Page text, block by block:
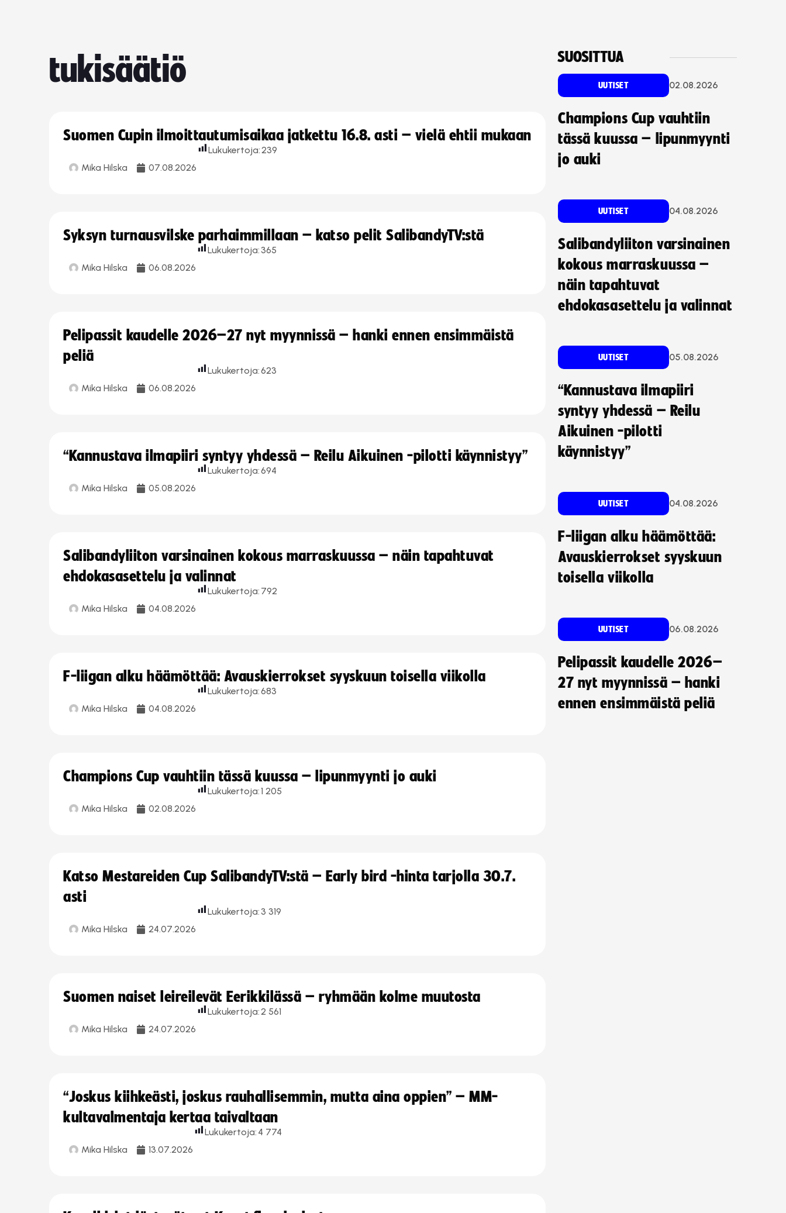
tukisäätiö
Suomen Cupin ilmoittautumisaikaa jatkettu 16.8. asti – vielä ehtii mukaan
Mika Hilska 07.08.2026
Lukukertoja:239
Syksyn turnausvilske parhaimmillaan – katso pelit SalibandyTV:stä
Mika Hilska 06.08.2026
Lukukertoja: 365
Pelipassit kaudelle 2026–27 nyt myynnissä – hanki ennen ensimmäistä
peliä
Mika Hilska 06.08.2026
Lukukertoja:623
“Kannustava ilmapiiri syntyy yhdessä – Reilu Aikuinen -pilotti käynnistyy”
Mika Hilska 05.08.2026
Lukukertoja:694
Salibandyliiton varsinainen kokous marraskuussa – näin tapahtuvat
ehdokasasettelu ja valinnat
Mika Hilska 04.08.2026
Lukukertoja: 792
F-liigan alku häämöttää: Avauskierrokset syyskuun toisella viikolla
Mika Hilska 04.08.2026
Lukukertoja:683
Champions Cup vauhtiin tässä kuussa – lipunmyynti jo auki
Mika Hilska 02.08.2026
Lukukertoja:1 205
Katso Mestareiden Cup SalibandyTV:stä – Early bird -hinta tarjolla 30.7.
asti
Mika Hilska 24.07.2026
Lukukertoja: 3 319
Suomen naiset leireilevät Eerikkilässä – ryhmään kolme muutosta
Mika Hilska 24.07.2026
Lukukertoja:2 561
“Joskus kiihkeästi, joskus rauhallisemmin, mutta aina oppien” – MM-
kultavalmentaja kertaa taivaltaan
Mika Hilska 13.07.2026
Lukukertoja: 4 774
SUOSITTUA
UUTISET 02.08.2026
Champions Cup vauhtiin
tässä kuussa – lipunmyynti
jo auki
UUTISET 04.08.2026
Salibandyliiton varsinainen
kokous marraskuussa –
näin tapahtuvat
ehdokasasettelu ja valinnat
UUTISET 05.08.2026
“Kannustava ilmapiiri
syntyy yhdessä – Reilu
Aikuinen -pilotti
käynnistyy”
UUTISET 04.08.2026
F-liigan alku häämöttää:
Avauskierrokset syyskuun
toisella viikolla
UUTISET 06.08.2026
Pelipassit kaudelle 2026–
27 nyt myynnissä – hanki
ennen ensimmäistä peliä